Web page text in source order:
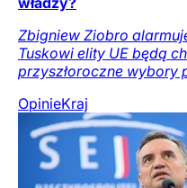
Zbigniew Ziobro
Tuskowi elity UE będą
przyszłoroczne wybory
OpinieKraj